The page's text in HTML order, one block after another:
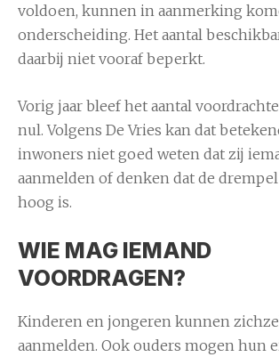
voldoen, kunnen in aanmerking
onderscheiding. Het aantal
daarbij niet vooraf beperkt.
Vorig jaar bleef het aantal
nul. Volgens De Vries kan dat
inwoners niet goed weten dat zij
aanmelden of denken dat de
hoog is.
WIE MAG IEMAND
VOORDRAGEN?
Kinderen en jongeren kunnen
aanmelden. Ook ouders mogen hun